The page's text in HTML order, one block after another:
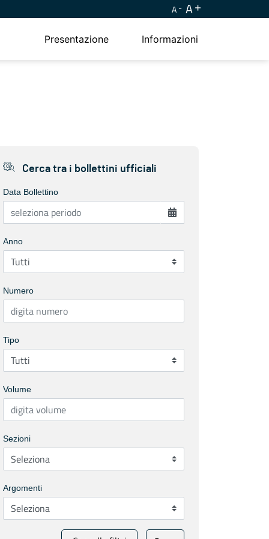
A A
Presentazione Informazioni
Cerca tra i bollettini ufficiali
Data Bollettino
Anno
Numero
Tipo
Volume
Sezioni
Argomenti